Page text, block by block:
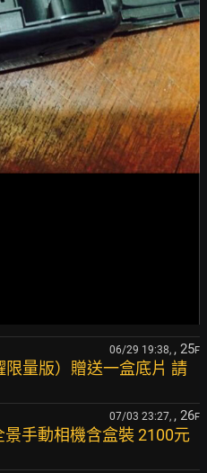
06/29 19:38, , 25F
限量版）贈送一盒底片 請
07/03 23:27, , 26F
手動相機含盒裝 2100元